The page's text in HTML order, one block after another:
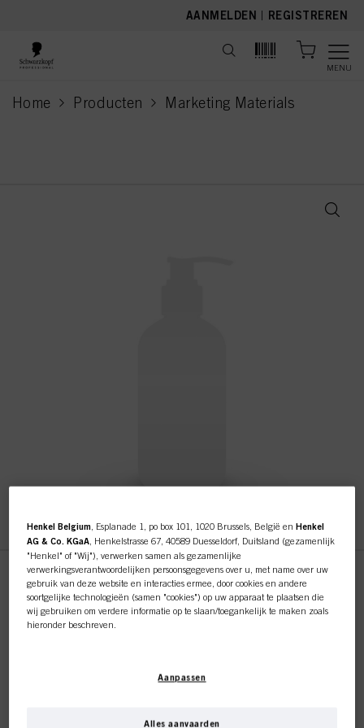
AANMELDEN | REGISTREREN
MENU
Home Producten Marketing Materials
current page
Fibre Clinix Relaunch Service
Manual 9/24 NL
Deze online shop is
exclusief voor professionele
Henkel Belgium , Esplanade 1, po box 101, 1020 Brussels, België enHenkel
AG & Co. KGaA , Henkelstrasse 67, 40589 Duesseldorf, Duitsland (gezamenlijk
"Henkel" of "Wij"), verwerken samen als gezamenlijke
verwerkingsverantwoordelijken persoonsgegevens over u, met name over uw
gebruik van deze website en interacties ermee, door cookies en andere
soortgelijke technologieën (samen "cookies") op uw apparaat te plaatsen die
wij gebruiken om verdere informatie op te slaan/toegankelijk te maken zoals
hieronder beschreven.
aangegeven in onze Gegevensbeschermingsverklaring waarnaar een link in
te meten en te optimaliseren, om u
Aanpassen
Alles aanvaarden